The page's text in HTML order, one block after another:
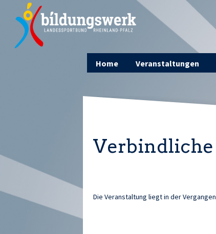
Home Veranstaltungen
Die Veranstaltung liegt in der